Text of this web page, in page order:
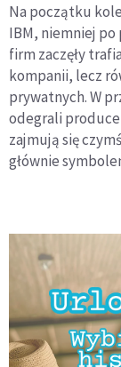
Na początku
IBM, niemniej
firm zaczęły
kompanii, lecz
prywatnych. W
odegrali
zajmują się
głównie